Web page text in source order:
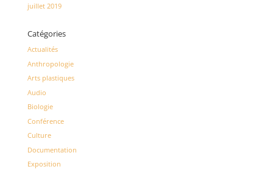
juillet 2019
Catégories
Actualités
Anthropologie
Arts plastiques
Audio
Biologie
Conférence
Culture
Documentation
Exposition